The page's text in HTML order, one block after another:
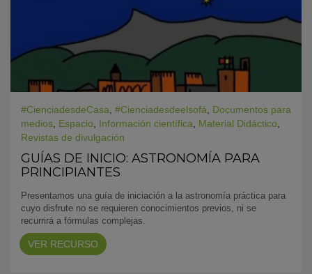
#CienciadesdeCasa, #Cienciadesdeelsofá, Documentos para
medios, Espacio, Información científica, Material Didáctico,
Revistas de divulgación
GUÍAS DE INICIO: ASTRONOMÍA PARA
PRINCIPIANTES
Presentamos una guía de iniciación a la astronomía práctica para
cuyo disfrute no se requieren conocimientos previos, ni se
recurrirá a fórmulas complejas.
VER RECURSO